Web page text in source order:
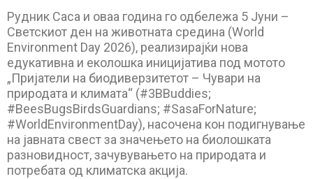
Рудник Саса и оваа година го одбележа 5 Јуни –
Светскиот ден на животната средина (World
Environment Day 2026), реализирајќи нова
едукативна и еколошка иницијатива под мотото
„Пријатели на биодиверзитетот – Чувари на
природата и климата“ (#3BBuddies;
#BeesBugsBirdsGuardians; #SasaForNature;
#WorldEnvironmentDay), насочена кон подигнување
на јавната свест за значењето на биолошката
разновидност, зачувувањето на природата и
потребата од климатска акција.